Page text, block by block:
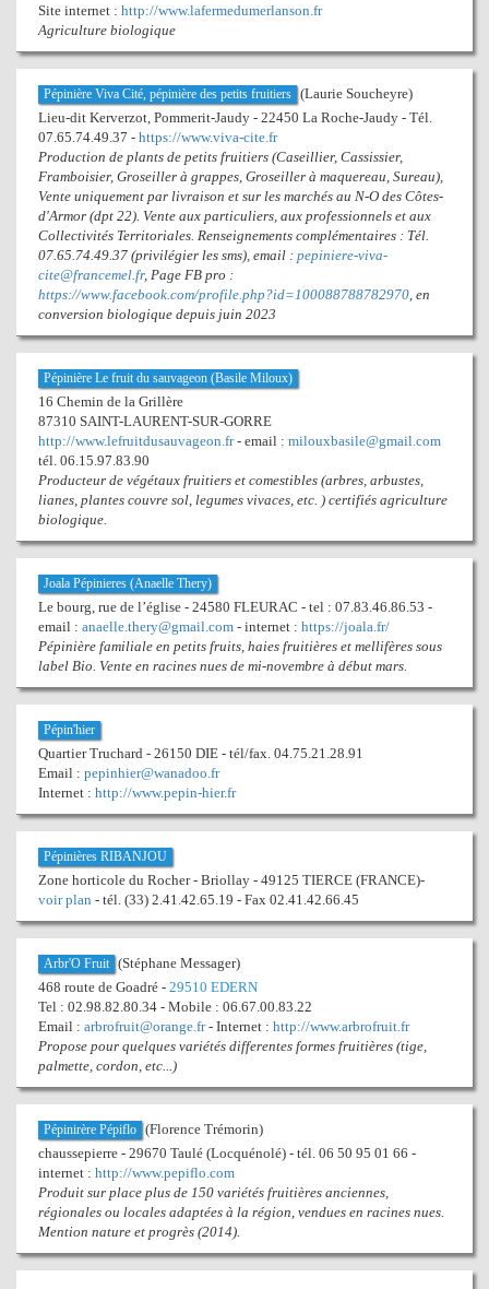
Site internet : http://www.lafermedumerlanson.fr
Agriculture biologique
Pépinière Viva Cité, pépinière des petits fruitiers (Laurie Soucheyre)
Lieu-dit Kerverzot, Pommerit-Jaudy - 22450 La Roche-Jaudy - Tél.
07.65.74.49.37 - https://www.viva-cite.fr
Production de plants de petits fruitiers (Caseillier, Cassissier,
Framboisier, Groseiller à grappes, Groseiller à maquereau, Sureau),
Vente uniquement par livraison et sur les marchés au N-O des Côtes-
d'Armor (dpt 22). Vente aux particuliers, aux professionnels et aux
Collectivités Territoriales. Renseignements complémentaires : Tél.
07.65.74.49.37 (privilégier les sms), email : pepiniere-viva-
cite@francemel.fr, Page FB pro :
https://www.facebook.com/profile.php?id=100088788782970, en
conversion biologique depuis juin 2023
Pépinière Le fruit du sauvageon (Basile Miloux)
16 Chemin de la Grillère
87310 SAINT-LAURENT-SUR-GORRE
http://www.lefruitdusauvageon.fr- email : milouxbasile@gmail.com
tél. 06.15.97.83.90
Producteur de végétaux fruitiers et comestibles (arbres, arbustes,
lianes, plantes couvre sol, legumes vivaces, etc. ) certifiés agriculture
biologique.
Joala Pépinieres (Anaelle Thery)
Le bourg, rue de l’église - 24580 FLEURAC - tel : 07.83.46.86.53 -
email : anaelle.thery@gmail.com - internet : https://joala.fr/
Pépinière familiale en petits fruits, haies fruitières et mellifères sous
label Bio. Vente en racines nues de mi-novembre à début mars.
Pépin'hier
Quartier Truchard - 26150 DIE - tél/fax. 04.75.21.28.91
Email : pepinhier@wanadoo.fr
Internet : http://www.pepin-hier.fr
Pépinières RIBANJOU
Zone horticole du Rocher - Briollay - 49125 TIERCE (FRANCE)-
voir plan - tél. (33) 2.41.42.65.19 - Fax 02.41.42.66.45
Arbr'O Fruit (Stéphane Messager)
468 route de Goadré - 29510 EDERN
Tel : 02.98.82.80.34 - Mobile : 06.67.00.83.22
Email : arbrofruit@orange.fr- Internet : http://www.arbrofruit.fr
Propose pour quelques variétés differentes formes fruitières (tige,
palmette, cordon, etc...)
Pépinirère Pépiflo (Florence Trémorin)
chaussepierre - 29670 Taulé (Locquénolé) - tél. 06 50 95 01 66 -
internet : http://www.pepiflo.com
Produit sur place plus de 150 variétés fruitières anciennes,
régionales ou locales adaptées à la région, vendues en racines nues.
Mention nature et progrès (2014).